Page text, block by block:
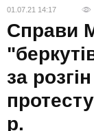
01.07.21 14:17
Справи
за
р.